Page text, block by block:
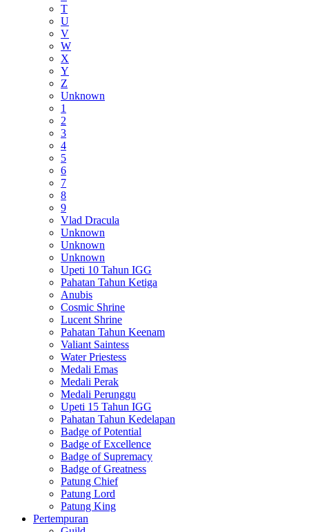
T
U
V
W
X
Y
Z
Unknown
1
2
3
4
5
6
7
8
9
Vlad Dracula
Unknown
Unknown
Unknown
Upeti 10 Tahun IGG
Pahatan Tahun Ketiga
Anubis
Cosmic Shrine
Lucent Shrine
Pahatan Tahun Keenam
Valiant Saintess
Water Priestess
Medali Emas
Medali Perak
Medali Perunggu
Upeti 15 Tahun IGG
Pahatan Tahun Kedelapan
Badge of Potential
Badge of Excellence
Badge of Supremacy
Badge of Greatness
Patung Chief
Patung Lord
Patung King
Pertempuran